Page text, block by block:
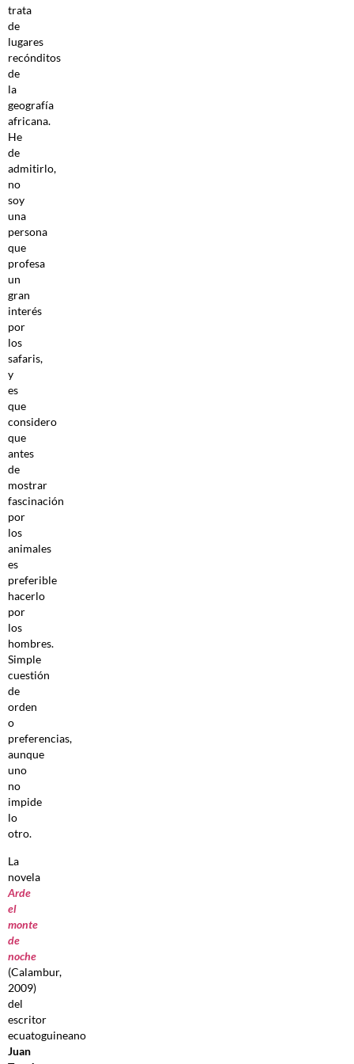
trata
de
lugares
recónditos
de
la
geografía
africana.
He
de
admitirlo,
no
soy
una
persona
que
profesa
un
gran
interés
por
los
safaris,
y
es
que
considero
que
antes
de
mostrar
fascinación
por
los
animales
es
preferible
hacerlo
por
los
hombres.
Simple
cuestión
de
orden
o
preferencias,
aunque
uno
no
impide
lo
otro.
La
novela
Arde
el
monte
de
noche
(Calambur,
2009)
del
escritor
ecuatoguineano
Juan